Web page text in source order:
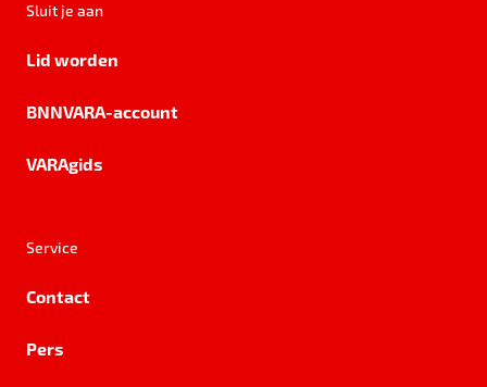
Sluit je aan
Lid worden
BNNVARA-account
VARAgids
Service
Contact
Pers